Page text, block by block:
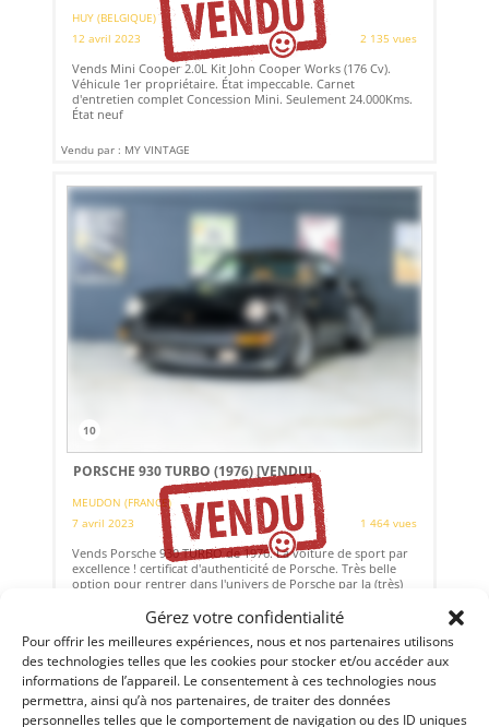
Gérez votre confidentialité
Pour offrir les meilleures expériences, nous et nos partenaires utilisons
des technologies telles que les cookies pour stocker et/ou accéder aux
informations de l’appareil. Le consentement à ces technologies nous
permettra, ainsi qu’à nos partenaires, de traiter des données
personnelles telles que le comportement de navigation ou des ID uniques
HUY (BELGIQUE)
12 avril 2023
2 135 vues
Vends Mini Cooper 2.0L Kit John Cooper Works (176 Cv).
Véhicule 1er propriétaire. État impeccable. Carnet
d'entretien complet Concession Mini. Seulement 24.000Kms.
État neuf
Vendu par : MY VINTAGE
10
PORSCHE 930 TURBO (1976)[VENDU]
MEUDON (FRANCE)
7 avril 2023
1 464 vues
Vends Porsche 930 TURBO de 1976. La voiture de sport par
excellence ! certificat d'authenticité de Porsche. Très belle
option pour rentrer dans l'univers de Porsche par la (très)
Vendu par : Historic Cars